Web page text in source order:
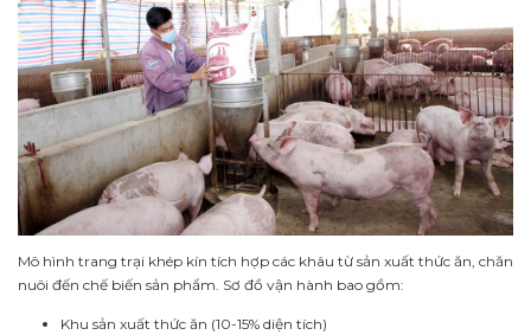
Mô hình trang trại khép kín tích hợp các khâu từ sản xuất thức ăn, chăn
nuôi đến chế biến sản phẩm. Sơ đồ vận hành bao gồm:
Khu sản xuất thức ăn (10-15% diện tích)